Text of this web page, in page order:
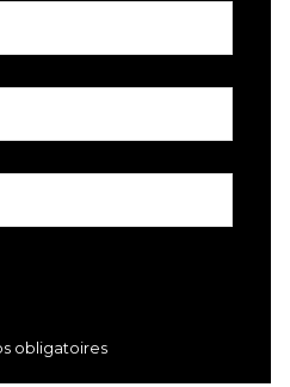
obligatoires